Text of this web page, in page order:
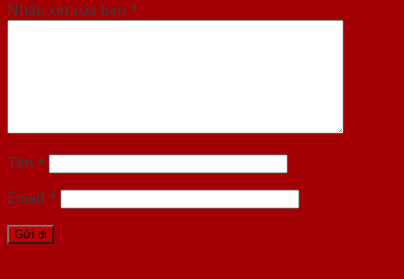
Nhận xét của bạn *
Tên *
Email *